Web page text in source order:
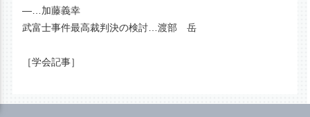
―…加藤義幸
武富士事件最高裁判決の検討…渡部 岳
［学会記事］